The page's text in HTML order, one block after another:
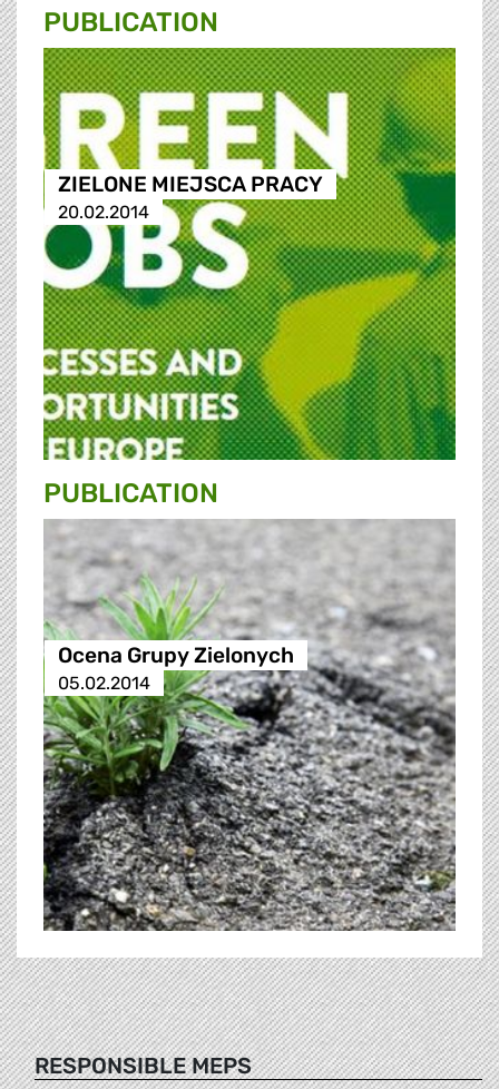
PUBLICATION
ZIELONE MIEJSCA PRACY
20.02.2014
PUBLICATION
Ocena Grupy Zielonych
05.02.2014
RESPONSIBLE MEPS